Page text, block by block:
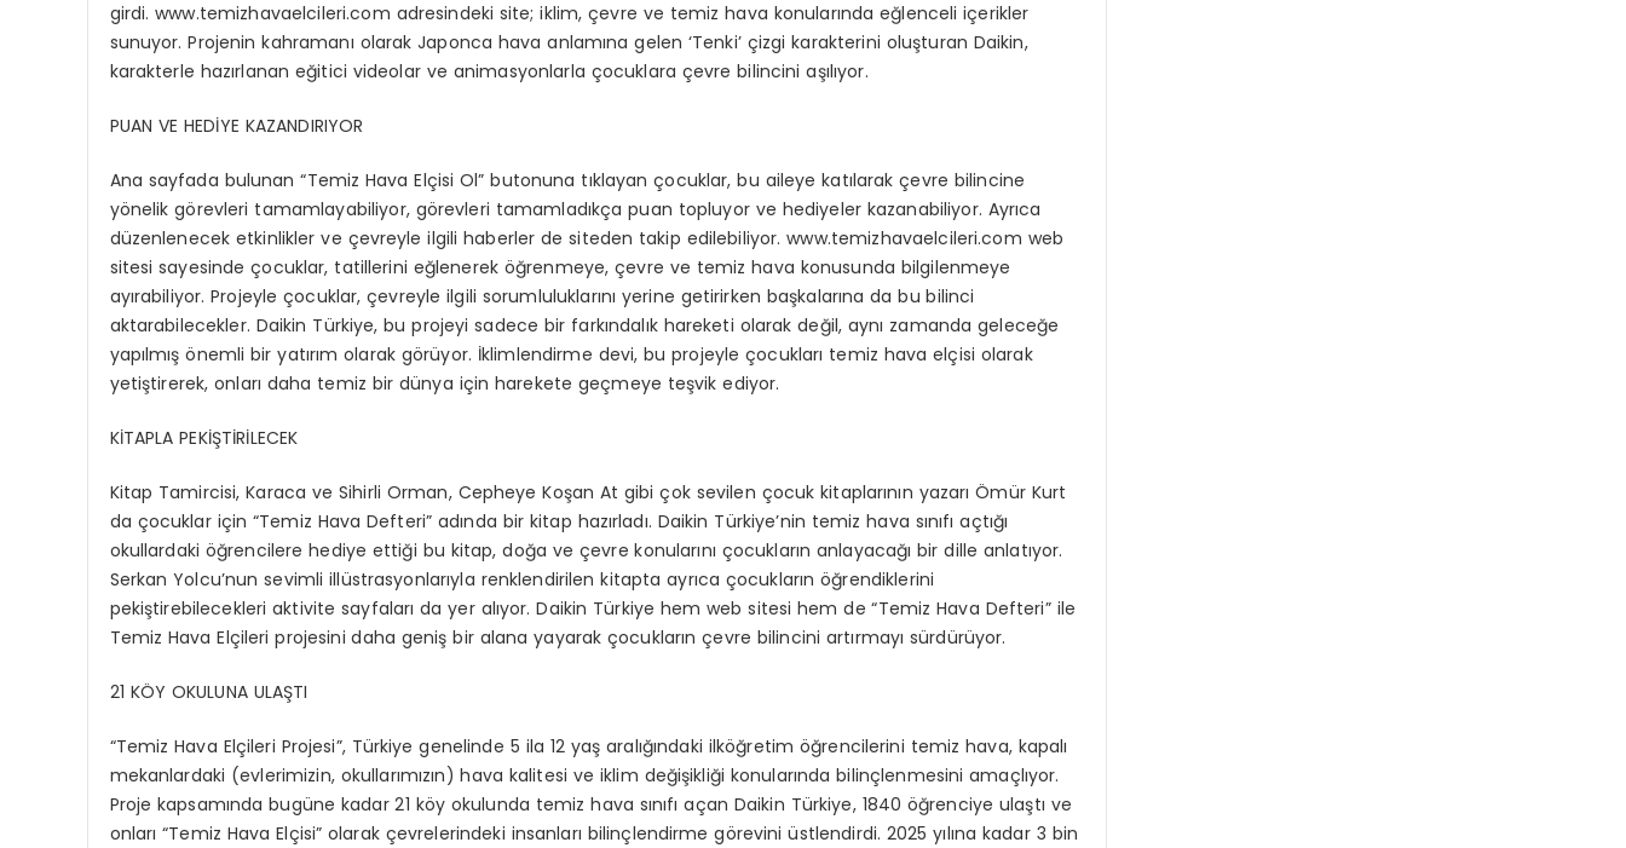
girdi. www.temizhavaelcileri.com adresindeki site; iklim, çevre ve temiz hava konularında eğlenceli içerikler
sunuyor. Projenin kahramanı olarak Japonca hava anlamına gelen ‘Tenki’ çizgi karakterini oluşturan Daikin,
karakterle hazırlanan eğitici videolar ve animasyonlarla çocuklara çevre bilincini aşılıyor.
PUAN VE HEDİYE KAZANDIRIYOR
Ana sayfada bulunan “Temiz Hava Elçisi Ol” butonuna tıklayan çocuklar, bu aileye katılarak çevre bilincine
yönelik görevleri tamamlayabiliyor, görevleri tamamladıkça puan topluyor ve hediyeler kazanabiliyor. Ayrıca
düzenlenecek etkinlikler ve çevreyle ilgili haberler de siteden takip edilebiliyor. www.temizhavaelcileri.com web
sitesi sayesinde çocuklar, tatillerini eğlenerek öğrenmeye, çevre ve temiz hava konusunda bilgilenmeye
ayırabiliyor. Projeyle çocuklar, çevreyle ilgili sorumluluklarını yerine getirirken başkalarına da bu bilinci
aktarabilecekler. Daikin Türkiye, bu projeyi sadece bir farkındalık hareketi olarak değil, aynı zamanda geleceğe
yapılmış önemli bir yatırım olarak görüyor. İklimlendirme devi, bu projeyle çocukları temiz hava elçisi olarak
yetiştirerek, onları daha temiz bir dünya için harekete geçmeye teşvik ediyor.
KİTAPLA PEKİŞTİRİLECEK
Kitap Tamircisi, Karaca ve Sihirli Orman, Cepheye Koşan At gibi çok sevilen çocuk kitaplarının yazarı Ömür Kurt
da çocuklar için “Temiz Hava Defteri” adında bir kitap hazırladı. Daikin Türkiye’nin temiz hava sınıfı açtığı
okullardaki öğrencilere hediye ettiği bu kitap, doğa ve çevre konularını çocukların anlayacağı bir dille anlatıyor.
Serkan Yolcu’nun sevimli illüstrasyonlarıyla renklendirilen kitapta ayrıca çocukların öğrendiklerini
pekiştirebilecekleri aktivite sayfaları da yer alıyor. Daikin Türkiye hem web sitesi hem de “Temiz Hava Defteri” ile
Temiz Hava Elçileri projesini daha geniş bir alana yayarak çocukların çevre bilincini artırmayı sürdürüyor.
21 KÖY OKULUNA ULAŞTI
“Temiz Hava Elçileri Projesi”, Türkiye genelinde 5 ila 12 yaş aralığındaki ilköğretim öğrencilerini temiz hava, kapalı
mekanlardaki (evlerimizin, okullarımızın) hava kalitesi ve iklim değişikliği konularında bilinçlenmesini amaçlıyor.
Proje kapsamında bugüne kadar 21 köy okulunda temiz hava sınıfı açan Daikin Türkiye, 1840 öğrenciye ulaştı ve
onları “Temiz Hava Elçisi” olarak çevrelerindeki insanları bilinçlendirme görevini üstlendirdi. 2025 yılına kadar 3 bin